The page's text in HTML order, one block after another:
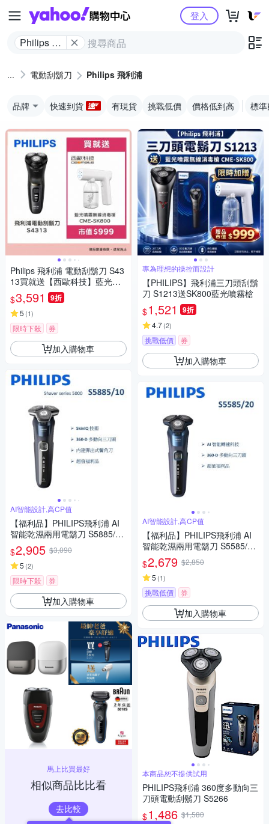
Yahoo購物中心
Philips 飛
登入
電動刮鬍刀 Philips 飛利浦
品牌 快速到貨 有現貨 挑戰低價 價格低到高 標
Philips 飛利浦 電動刮鬍刀 S43
13買就送【西歐科技】藍光噴
霧無線消毒槍CME-SK800
$3,591 9折
5 (1)
限時下殺 券
加入購物車
AI智能設計,高CP值
【福利品】PHILIPS飛利浦 AI
智能乾濕兩用電鬍刀 S5885/10
(一年保固)
$2,905 $3,090
5 (2)
限時下殺 券
加入購物車
馬上比買最好
相似商品比比看
去比較
專為理想的操控而設計
【PHILIPS】飛利浦三刀頭刮鬍
刀 S1213送SK800藍光噴霧槍
$1,521 9折
4.7(2)
挑戰低價 券
加入購物車
AI智能設計,高CP值
【福利品】PHILIPS飛利浦 AI
智能乾濕兩用電鬍刀 S5585/20
(一年保固)
$2,679 $2,850
5 (1)
挑戰低價 券
加入購物車
本商品恕不提供試用
PHILIPS飛利浦 360度多動向三
刀頭電動刮鬍刀 S5266
$1,486 $1,580